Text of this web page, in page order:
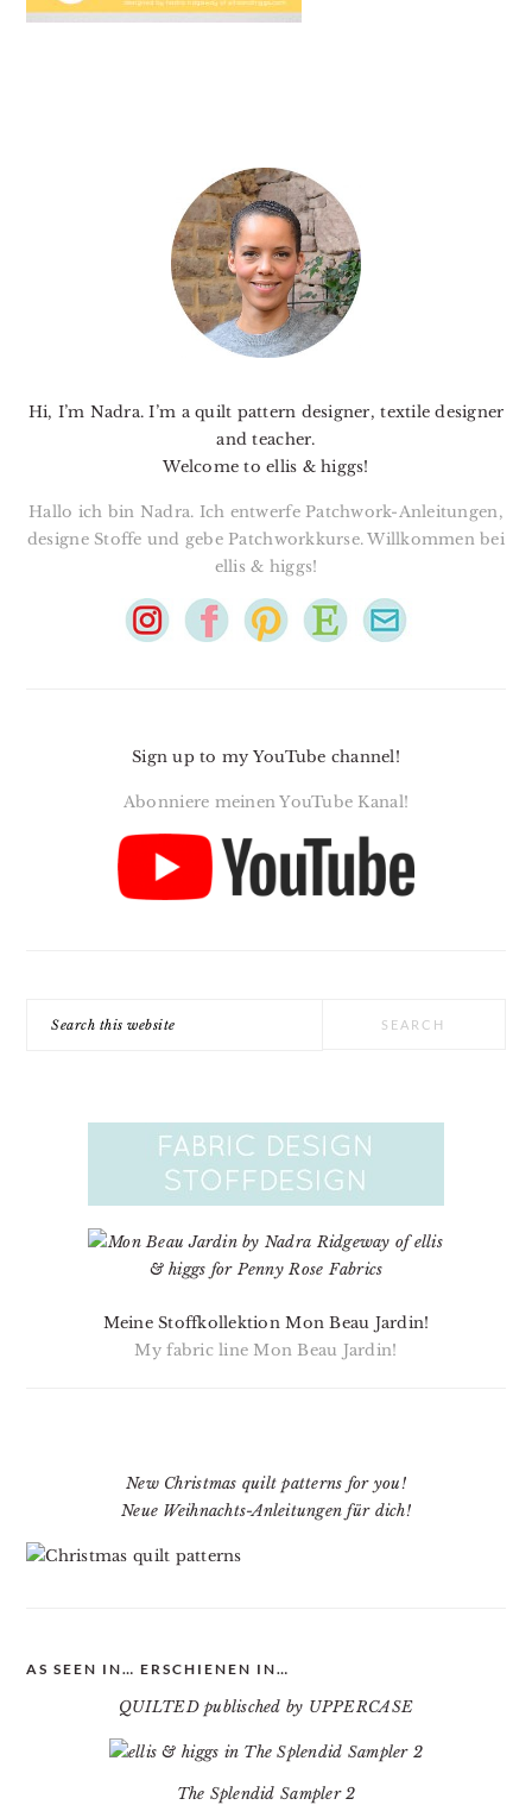
Hi, I’m Nadra. I’m a quilt pattern designer, textile designer
and teacher.
Welcome to ellis & higgs!
Hallo ich bin Nadra. Ich entwerfe Patchwork-Anleitungen,
designe Stoffe und gebe Patchworkkurse. Willkommen bei
ellis & higgs!
Sign up to my YouTube channel!
Abonniere meinen YouTube Kanal!
Meine Stoffkollektion Mon Beau Jardin!
My fabric line Mon Beau Jardin!
New Christmas quilt patterns for you!
Neue Weihnachts-Anleitungen für dich!
AS SEEN IN… ERSCHIENEN IN…
QUILTED publisched by UPPERCASE
The Splendid Sampler 2